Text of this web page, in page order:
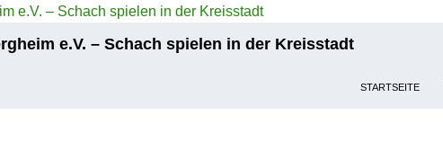
e.V. – Schach spielen in der Kreisstadt
STARTSEITE